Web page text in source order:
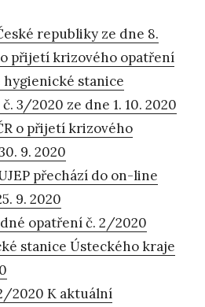
republiky ze dne 8.
o přijetí krizového opatření
stanice
3/2020 ze dne 1. 10. 2020
o přijetí krizového
9. 2020
přechází do on-line
9. 2020
opatření č. 2/2020
stanice Ústeckého kraje
2020 K aktuální